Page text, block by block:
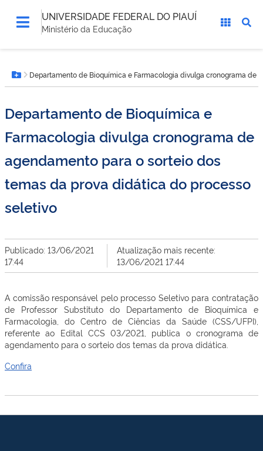
UNIVERSIDADE FEDERAL DO PIAUÍ
Ministério da Educação
está
aqui:Botão Menu
Departamento de Bioquímica e Farmacologia divulga cronograma
Departamento de Bioquímica e
Farmacologia divulga cronograma de
agendamento para o sorteio dos
temas da prova didática do processo
seletivo
Publicado: 13/06/2021
17:44
Atualização mais recente:
13/06/2021 17:44
A comissão responsável pelo processo Seletivo para contratação
de Professor Substituto do Departamento de Bioquímica e
Farmacologia, do Centro de Ciências da Saúde (CSS/UFPI),
referente ao Edital CCS 03/2021, publica o cronograma de
agendamento para o sorteio dos temas da prova didática.
Confira